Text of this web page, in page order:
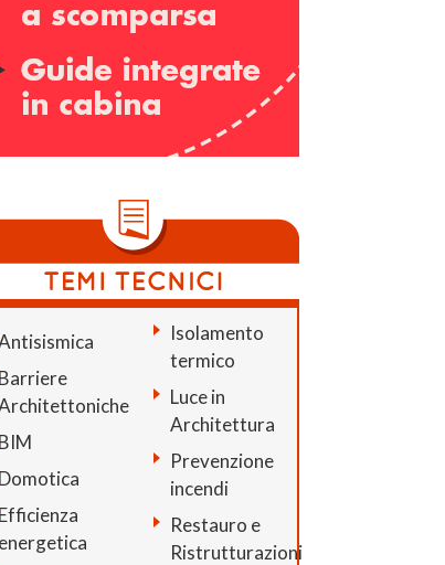
Barriere
BIM
Domotica
Efficienza
energetica
Isolamento
termico
Luce in
Architettura
Prevenzione
incendi
Restauro e
Ristrutturazioni